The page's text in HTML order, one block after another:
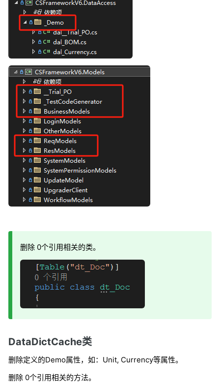
删除 0个引用相关的类。
DataDictCache类
删除定义的Demo属性，如：Unit, Currency等属性。
删除 0个引用相关的方法。